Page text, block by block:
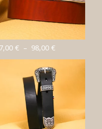
€ – 98,00 €Plage
de
prix :
98,00 €